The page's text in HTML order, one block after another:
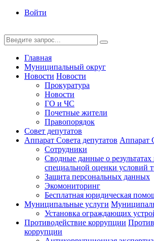
Войти
Главная
Муниципальный округ
Новости Новости
Прокуратура
Новости
ГО и ЧС
Почетные жители
Правопорядок
Совет депутатов
Аппарат Совета депутатов Аппарат
Сотрудники
Сводные данные о результатах
специальной оценки условий
Защита персональных данных
Экомониторинг
Бесплатная юридическая
Муниципальные услуги
Установка ограждающих
Противодействие коррупции
коррупции